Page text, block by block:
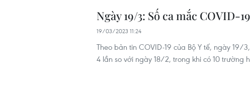
Ngày 19/3: Số ca mắc COVID-
19/03/2023 11:24
Theo bản tin COVID-19 của Bộ Y tế, ngày
4 lần so với ngày 18/2, trong khi có 10 trường